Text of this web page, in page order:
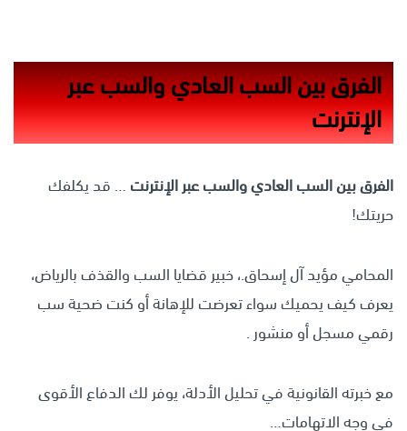
الفرق بين السب العادي والسب عبر
الإنترنت
الفرق بين السب العادي والسب عبر الإنترنت … قد يكلفك
حريتك!
المحامي مؤيد آل إسحاق.، خبير قضايا السب والقذف بالرياض،
يعرف كيف يحميك سواء تعرضت للإهانة أو كنت ضحية سب
رقمي مسجل أو منشور .
مع خبرته القانونية في تحليل الأدلة، يوفر لك الدفاع الأقوى
في وجه الاتهامات…